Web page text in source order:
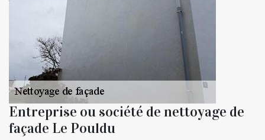
Entreprise ou société de nettoyage de
façade Le Pouldu